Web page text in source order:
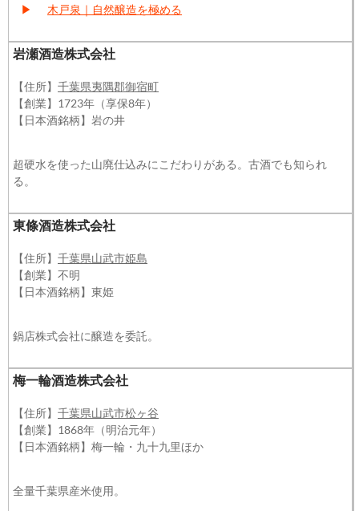
▶
木戸泉｜自然醸造を極める
岩瀬酒造株式会社
【住所】 千葉県夷隅郡御宿町
【創業】1723年（享保8年）
【日本酒銘柄】岩の井
超硬水を使った山廃仕込みにこだわりがある。古酒でも知られ
る。
東條酒造株式会社
【住所】 千葉県山武市姫島
【創業】不明
【日本酒銘柄】東姫
鍋店株式会社に醸造を委託。
梅一輪酒造株式会社
【住所】 千葉県山武市松ヶ谷
【創業】1868年（明治元年）
【日本酒銘柄】梅一輪・九十九里ほか
全量千葉県産米使用。